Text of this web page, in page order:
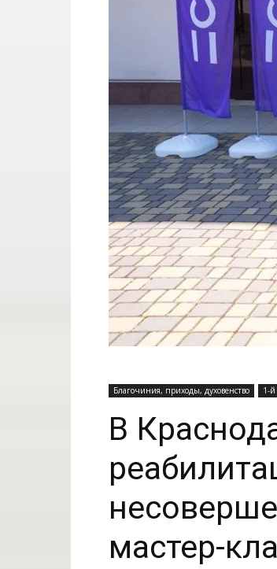
Благочиния, приходы, духовенство 1-й
В
мастер-